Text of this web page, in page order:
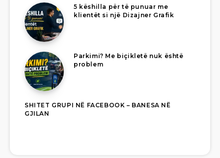
5 këshilla për të punuar me
klientët si një Dizajner Grafik
Parkimi? Me biçikletë nuk është
problem
SHITET GRUPI NË FACEBOOK – BANESA NË
GJILAN